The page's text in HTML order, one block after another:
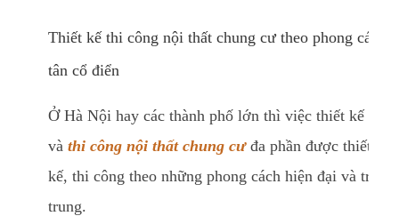
Thiết kế thi công nội thất chung cư theo phong cách
tân cổ điển
Ở Hà Nội hay các thành phố lớn thì việc thiết kế
và thi công nội thất chung cưđa phần được thiết
kế, thi công theo những phong cách hiện đại và trẻ
trung.